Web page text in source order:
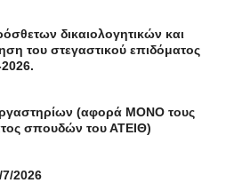
δικαιολογητικών και
του στεγαστικού επιδόματος
(αφορά ΜΟΝΟ τους
σπουδών του ΑΤΕΙΘ)
2026